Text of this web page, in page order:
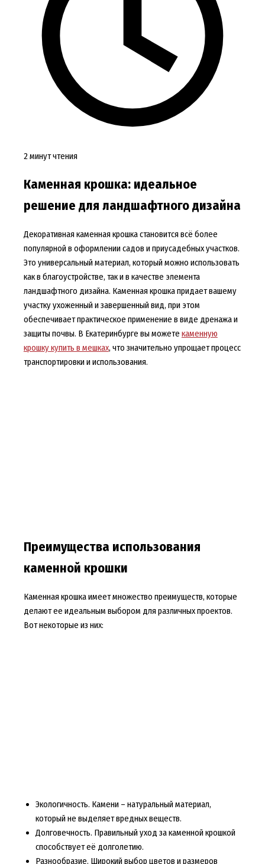
2 минут чтения
Каменная крошка: идеальное
решение для ландшафтного дизайна
Декоративная каменная крошка становится всё более
популярной в оформлении садов и приусадебных участков.
Это универсальный материал, который можно использовать
как в благоустройстве, так и в качестве элемента
ландшафтного дизайна. Каменная крошка придает вашему
участку ухоженный и завершенный вид, при этом
обеспечивает практическое применение в виде дренажа и
защиты почвы. В Екатеринбурге вы можете каменную
крошку купить в мешках, что значительно упрощает процесс
транспортировки и использования.
Преимущества использования
каменной крошки
Каменная крошка имеет множество преимуществ, которые
делают ее идеальным выбором для различных проектов.
Вот некоторые из них:
Экологичность. Камени – натуральный материал,
который не выделяет вредных веществ.
Долговечность. Правильный уход за каменной крошкой
способствует её долголетию.
Разнообразие. Широкий выбор цветов и размеров